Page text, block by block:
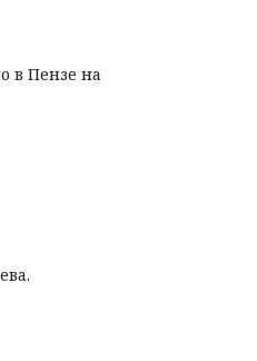
в Пензе на